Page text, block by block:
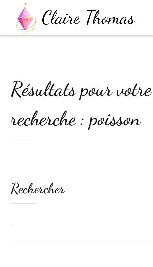
Résultats pour votre
recherche : poisson
Rechercher